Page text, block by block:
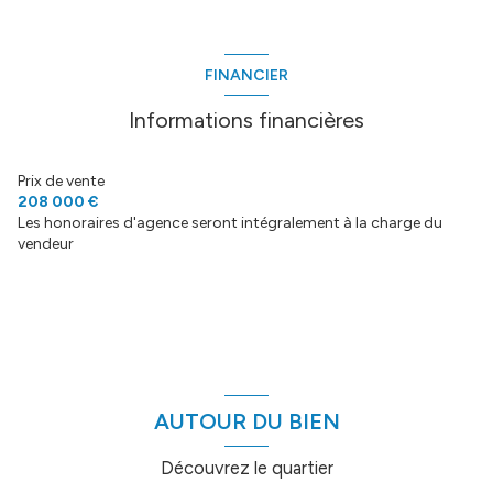
cuisine américaine (équipée)
Chauffage central : chaudière (fioul)
1 garage(s)
FINANCIER
Informations financières
Prix de vente
208 000 €
Les honoraires d'agence seront intégralement à la charge du
vendeur
AUTOUR DU BIEN
Découvrez le quartier